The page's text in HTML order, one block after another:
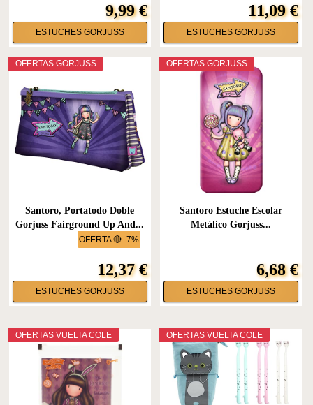
9,99 €
ESTUCHES GORJUSS
11,09 €
ESTUCHES GORJUSS
OFERTA 🔴 -7%
OFERTAS GORJUSS
Santoro, Portatodo Doble
Gorjuss Fairground Up And...
12,37 €
ESTUCHES GORJUSS
OFERTAS GORJUSS
Santoro Estuche Escolar
Metálico Gorjuss...
6,68 €
ESTUCHES GORJUSS
OFERTAS VUELTA COLE OFERTAS VUELTA COLE